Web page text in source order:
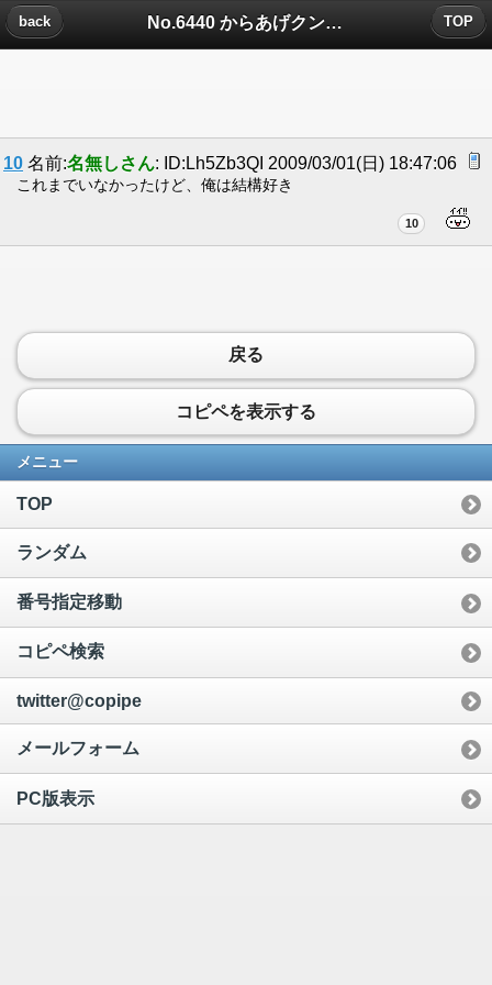
No.6440 からあげクンについたコメント
back TOP
10 名前:名無しさん: ID:Lh5Zb3QI 2009/03/01(日) 18:47:06
これまでいなかったけど、俺は結構好き
10
戻る
コピペを表示する
メニュー
TOP
ランダム
番号指定移動
コピペ検索
twitter@copipe
メールフォーム
PC版表示